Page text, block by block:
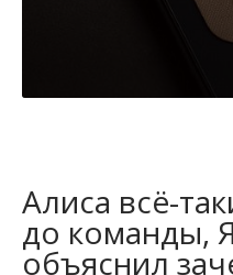
Алиса всё-
до команды,
объяснил